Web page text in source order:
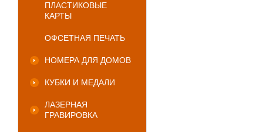
ПЛАСТИКОВЫЕ
КАРТЫ
ОФСЕТНАЯ ПЕЧАТЬ
НОМЕРА ДЛЯ ДОМОВ
КУБКИ И МЕДАЛИ
ЛАЗЕРНАЯ
ГРАВИРОВКА